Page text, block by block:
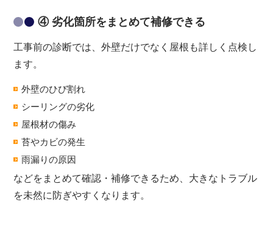
④ 劣化箇所をまとめて補修できる
工事前の診断では、外壁だけでなく屋根も詳しく点検し
ます。
外壁のひび割れ
シーリングの劣化
屋根材の傷み
苔やカビの発生
雨漏りの原因
などをまとめて確認・補修できるため、大きなトラブル
を未然に防ぎやすくなります。